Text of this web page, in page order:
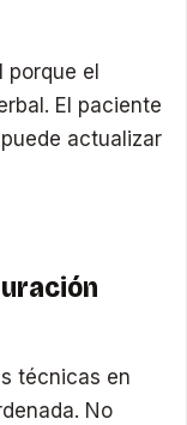
el
El paciente
actualizar
técnicas en
No